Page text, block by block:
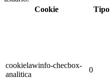
Cookie
Tipo
cookielawinfo-checbox-
analitica
0